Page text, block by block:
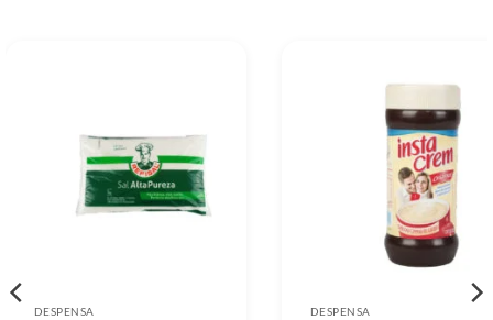
DESPENSA DESPENSA